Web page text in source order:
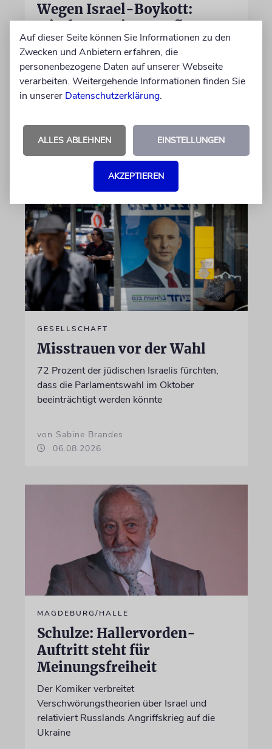
Wegen Israel-Boykott:
Irisches Regierungsflugzeug
kann nicht mehr im Nebel
landen
Beim Kauf der Maschine wurde bewusst auf
das System »FalconEye« verzichtet, weil der
dem Produkt beteiligt ist
06.08.2026
GESELLSCHAFT
Misstrauen vor der Wahl
72 Prozent der jüdischen Israelis fürchten,
dass die Parlamentswahl im Oktober
beeinträchtigt werden könnte
von Sabine Brandes
06.08.2026
MAGDEBURG/HALLE
Schulze: Hallervorden-
Auftritt steht für
Meinungsfreiheit
Der Komiker verbreitet
Verschwörungstheorien über Israel und
relativiert Russlands Angriffskrieg auf die
Ukraine
Auf dieser Seite können Sie Informationen zu den
Zwecken und Anbietern erfahren, die
personenbezogene Daten auf unserer Webseite
verarbeiten. Weitergehende Informationen finden Sie
in unserer Datenschutzerklärung.
ALLES ABLEHNEN EINSTELLUNGEN
AKZEPTIEREN